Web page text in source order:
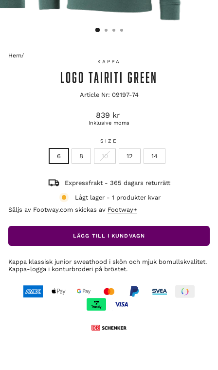
Hem/
KAPPA
LOGO TAIRITI GREEN
Article Nr: 09197-74
Ordinarie
pris
839 kr
Inklusive moms
SIZE
6 8 10 12 14
Expressfrakt - 365 dagars returrätt
Lågt lager - 1 produkter kvar
Säljs av Footway.com skickas av Footway+
LÄGG TILL I KUNDVAGN
Kappa klassisk junior sweathood i skön och mjuk bomullskvalitet.
Kappa-logga i konturbroderi på bröstet.